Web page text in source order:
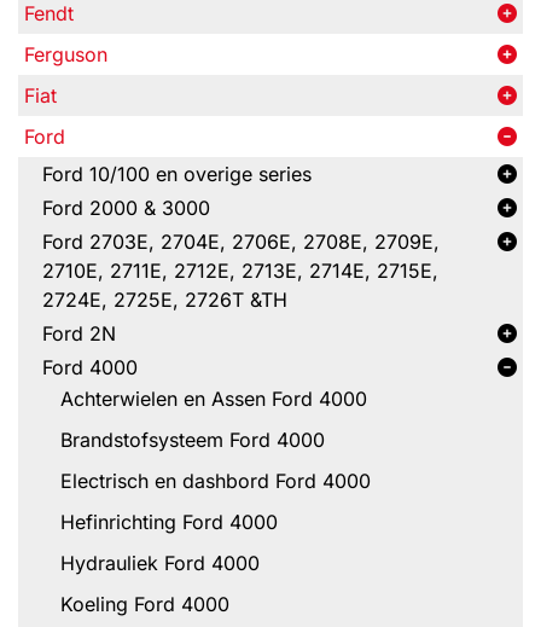
Fendt
Ferguson
Fiat
Ford
Ford 10/100 en overige series
Ford 2000 & 3000
Ford 2703E, 2704E, 2706E, 2708E, 2709E,
2710E, 2711E, 2712E, 2713E, 2714E, 2715E,
2724E, 2725E, 2726T &TH
Ford 2N
Ford 4000
Achterwielen en Assen Ford 4000
Brandstofsysteem Ford 4000
Electrisch en dashbord Ford 4000
Hefinrichting Ford 4000
Hydrauliek Ford 4000
Koeling Ford 4000